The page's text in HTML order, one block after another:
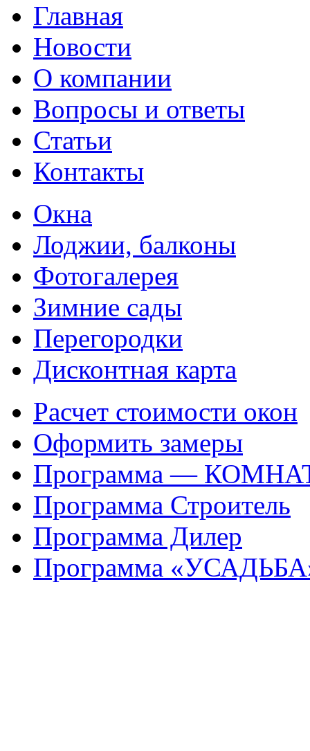
Главная
Новости
О компании
Вопросы и ответы
Статьи
Контакты
Окна
Лоджии, балконы
Фотогалерея
Зимние сады
Перегородки
Дисконтная карта
Расчет стоимости окон
Оформить замеры
Программа —
Программа Строитель
Программа Дилер
Программа